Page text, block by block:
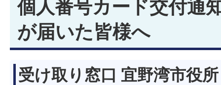
個人番号カード交付通
が届いた皆様へ
受け取り窓口 宜野湾市